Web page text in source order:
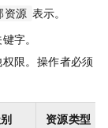
资源 表示。
字。
限。操作者必须
资源类型